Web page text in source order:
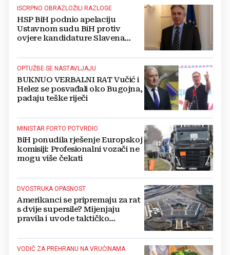
ISCRPNO OBRAZLOŽILI RAZLOGE
HSP BiH podnio apelaciju
Ustavnom sudu BiH protiv
ovjere kandidature Slavena
OPTUŽBE SE NASTAVLJAJU
BUKNUO VERBALNI RAT Vučić i
Helez se posvađali oko Bugojna,
padaju teške riječi
MINISTAR FORTO POTVRDIO
BiH ponudila rješenje Europskoj
komisiji: Profesionalni vozači ne
mogu više čekati
DVOSTRUKA OPASNOST
Amerikanci se pripremaju za rat
s dvije supersile? Mijenjaju
pravila i uvode taktičko
VODIČ ZA PREHRANU NA VRUĆINAMA